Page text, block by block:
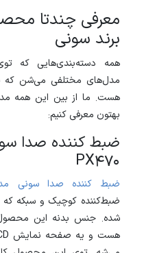
معرفی چندتا
برند سونی
همه دسته‌بندی‌هایی که
مدل‌های مختلفی می‌شن که
هست. ما از بین این همه
بهتون معرفی کنیم:
PX470
ضبط کننده صدا سونی